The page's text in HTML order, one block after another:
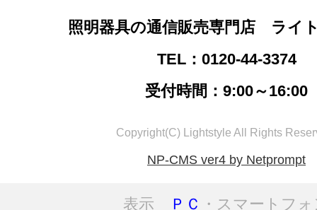
照明器具の通信販売専門店 ライ
TEL：0120-44-3374
受付時間：9:00～16:00
Copyright(C) Lightstyle All Rights
NP-CMS ver4 by Netprompt
表示 ＰＣ ・スマートフ